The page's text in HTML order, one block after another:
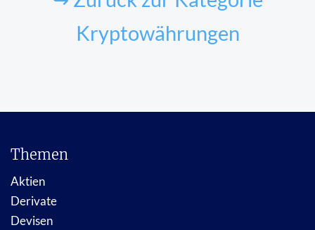
Kryptowährungen
Themen
Aktien
Derivate
Devisen